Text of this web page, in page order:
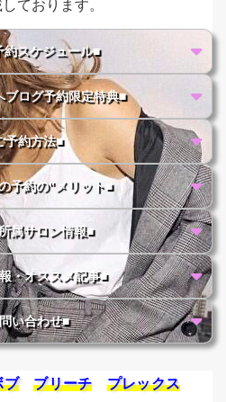
ております。
約スケジュール■
ブログ予約限定特典■
予約方法■
予約の"メリット■
属サロン情報■
・オススメ記事■
い合わせ■
ブ ブリーチ
プレックス